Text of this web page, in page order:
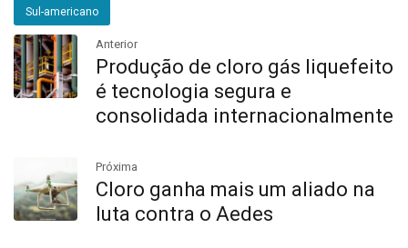
Sul-americano
Anterior
Produção de cloro gás liquefeito
é tecnologia segura e
consolidada internacionalmente
Próxima
Cloro ganha mais um aliado na
luta contra o Aedes